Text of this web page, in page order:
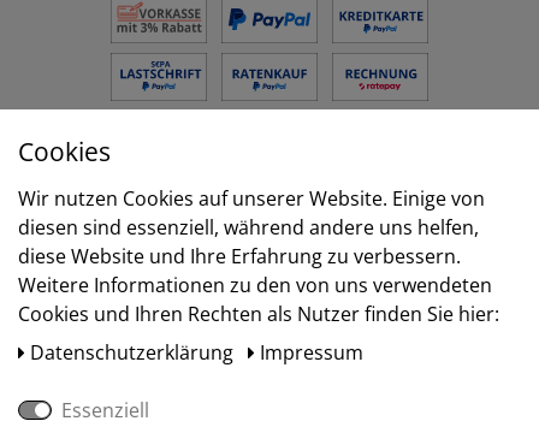
Versand
Cookies
Wir nutzen Cookies auf unserer Website. Einige von
diesen sind essenziell, während andere uns helfen,
diese Website und Ihre Erfahrung zu verbessern.
Weitere Informationen zu den von uns verwendeten
Cookies und Ihren Rechten als Nutzer finden Sie hier:
Daten­schutz­erklärung
Impressum
Essenziell